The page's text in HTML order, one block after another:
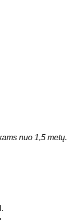
nuo 1,5 metų.